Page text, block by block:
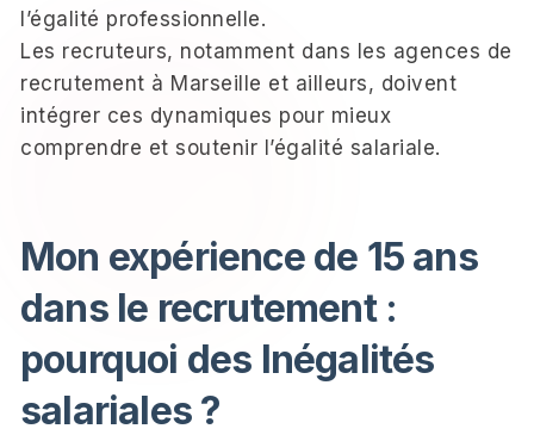
l’égalité professionnelle.
Les recruteurs, notamment dans les agences de
recrutement à Marseille et ailleurs, doivent
intégrer ces dynamiques pour mieux
comprendre et soutenir l’égalité salariale.
Mon expérience de 15 ans
dans le recrutement :
pourquoi des Inégalités
salariales ?